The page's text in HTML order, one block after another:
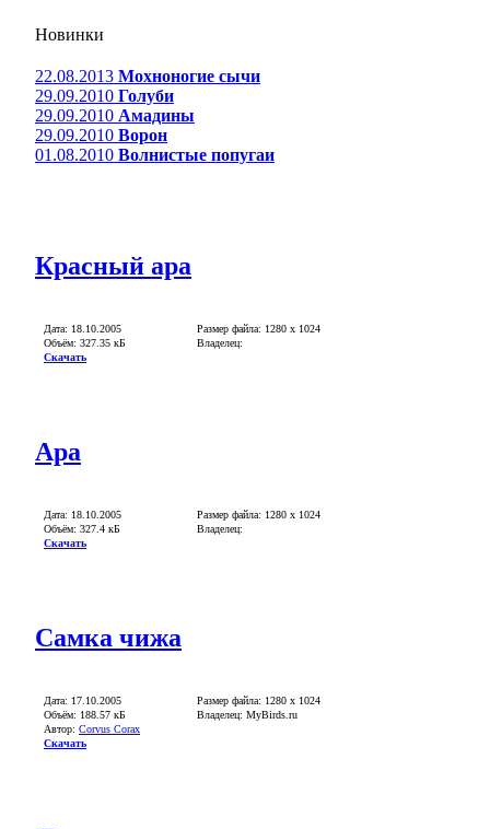
Новинки
22.08.2013 Мохноногие сычи
29.09.2010 Голуби
29.09.2010 Амадины
29.09.2010 Ворон
01.08.2010 Волнистые попугаи
Красный ара
Дата: 18.10.2005
Объём: 327.35 кБ
Скачать
Размер файла: 1280 х 1024
Владелец:
Ара
Дата: 18.10.2005
Объём: 327.4 кБ
Скачать
Размер файла: 1280 x 1024
Владелец:
Самка чижа
Дата: 17.10.2005
Объём: 188.57 кБ
Автор: Corvus Corax
Скачать
Размер файла: 1280 х 1024
Владелец: MyBirds.ru